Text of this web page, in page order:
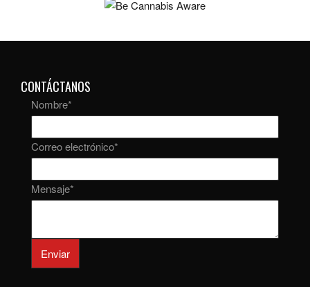
CONTÁCTANOS
Nombre*
Correo electrónico*
Mensaje*
Enviar